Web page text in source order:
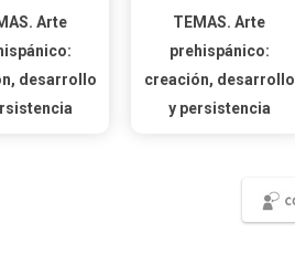
Arte
desarrollo
TEMAS. Arte
prehispánico:
creación, desarrollo
y persistencia